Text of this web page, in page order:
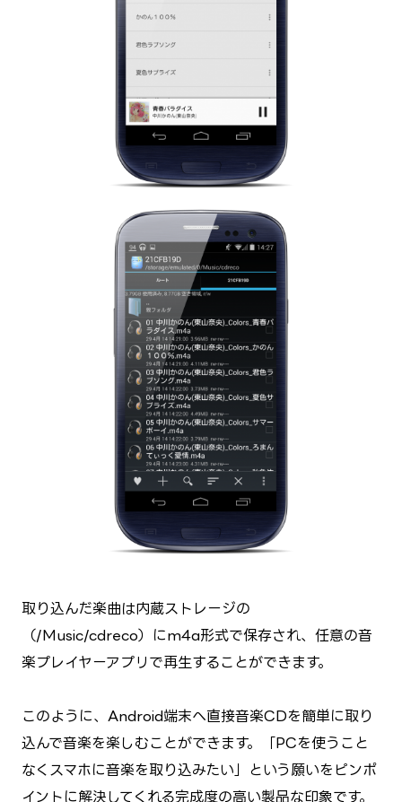
取り込んだ楽曲は内蔵ストレージの
（/Music/cdreco）にm4a形式で保存され、任意の音
楽プレイヤーアプリで再生することができます。
このように、Android端末へ直接音楽CDを簡単に取り
込んで音楽を楽しむことができます。「PCを使うこと
なくスマホに音楽を取り込みたい」という願いをピンポ
イントに解決してくれる完成度の高い製品な印象です。